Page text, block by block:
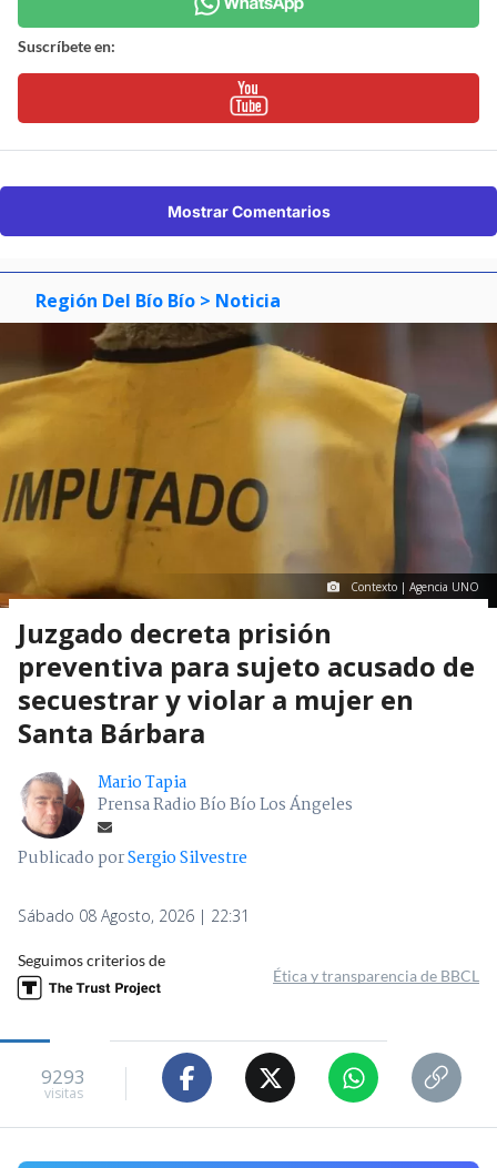
Suscríbete en:
Mostrar Comentarios
Región Del Bío Bío > Noticia
Contexto | Agencia UNO
Juzgado decreta prisión
preventiva para sujeto acusado de
secuestrar y violar a mujer en
Santa Bárbara
Mario Tapia
Prensa Radio Bío Bío Los Ángeles
Publicado porSergio Silvestre
Sábado 08 Agosto, 2026 | 22:31
Seguimos criterios de
Ética y transparencia de BBCL
9293
visitas